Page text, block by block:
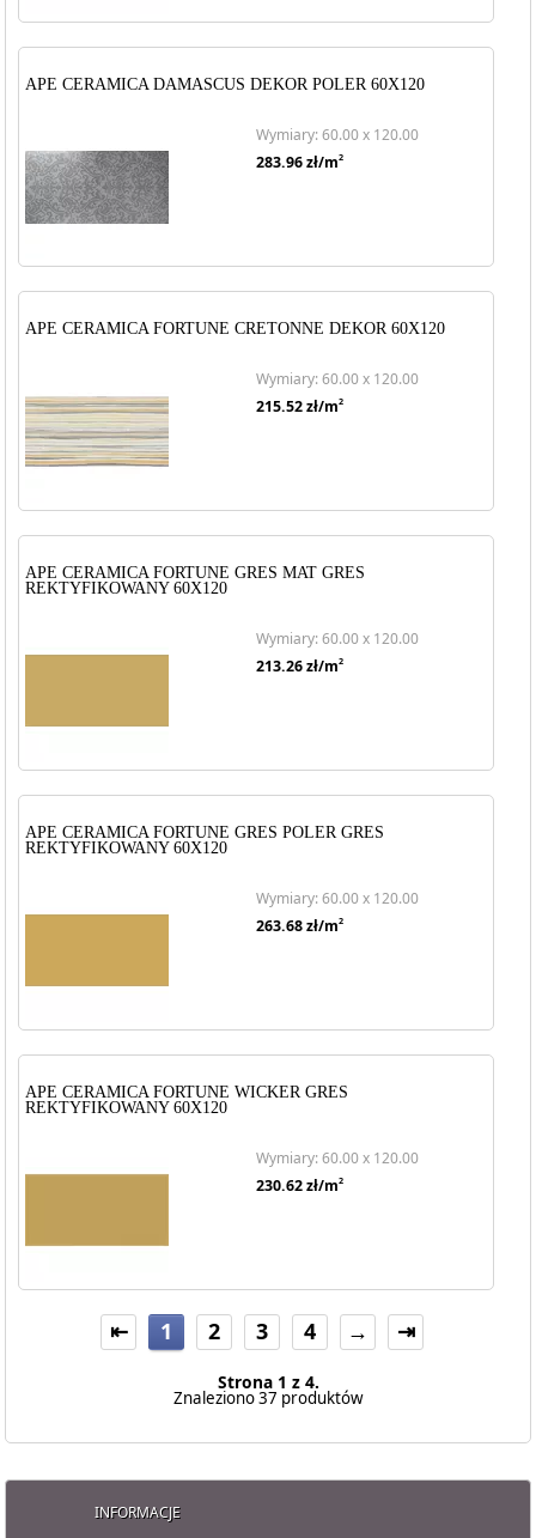
APE CERAMICA DAMASCUS DEKOR POLER 60X120
Wymiary: 60.00 x 120.00
283.96zł/m2
APE CERAMICA FORTUNE CRETONNE DEKOR 60X120
Wymiary: 60.00 x 120.00
215.52zł/m2
APE CERAMICA FORTUNE GRES MAT GRES
REKTYFIKOWANY 60X120
Wymiary: 60.00 x 120.00
213.26zł/m2
APE CERAMICA FORTUNE GRES POLER GRES
REKTYFIKOWANY 60X120
Wymiary: 60.00 x 120.00
263.68zł/m2
APE CERAMICA FORTUNE WICKER GRES
REKTYFIKOWANY 60X120
Wymiary: 60.00 x 120.00
230.62zł/m2
⇤ 1 2 3 4 → ⇥
Strona 1 z 4.
Znaleziono 37 produktów
INFORMACJE